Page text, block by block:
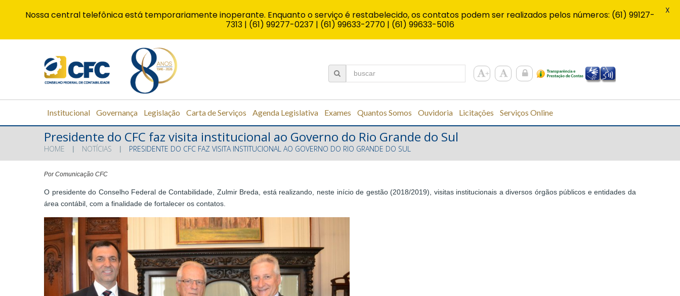
Institucional Governança Legislação Carta de Serviços Agenda Legislativa Exames Quantos Somos Ouvidoria Licitações Serviços Online
Presidente do CFC faz visita institucional ao Governo do Rio Grande do Sul
HOME NOTÍCIAS PRESIDENTE DO CFC FAZ VISITA INSTITUCIONAL AO GOVERNO DO RIO GRANDE DO SUL
Por Comunicação CFC
O presidente do Conselho Federal de Contabilidade, Zulmir Breda, está realizando, neste início de gestão (2018/2019), visitas institucionais a diversos órgãos públicos e entidades da
área contábil, com a finalidade de fortalecer os contatos.
Nossa central telefônica está temporariamente inoperante. Enquanto o serviço é restabelecido, os contatos podem ser realizados pelos números: (61) 99127-
7313 | (61) 99277-0237 | (61) 99633-2770 | (61) 99633-5016
X